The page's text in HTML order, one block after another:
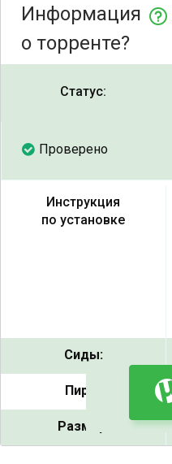
Информация
о торренте?
Статус:
Проверено
Инструкция
по установке
Сиды:
Пиры:
Размер: